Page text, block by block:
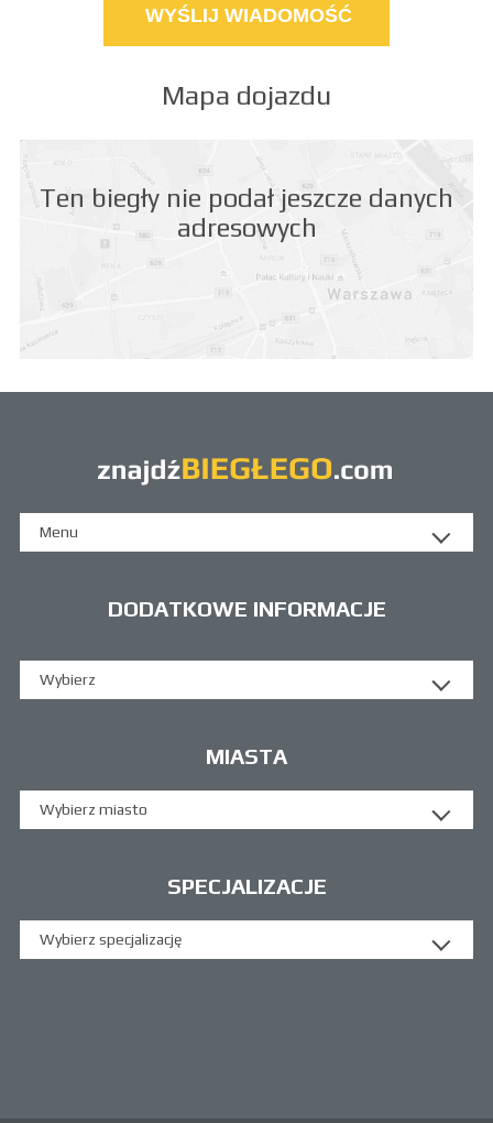
Mapa dojazdu
Ten biegły nie podał jeszcze danych
adresowych
Menu
DODATKOWE INFORMACJE
Wybierz
MIASTA
Wybierz miasto
SPECJALIZACJE
Wybierz specjalizację